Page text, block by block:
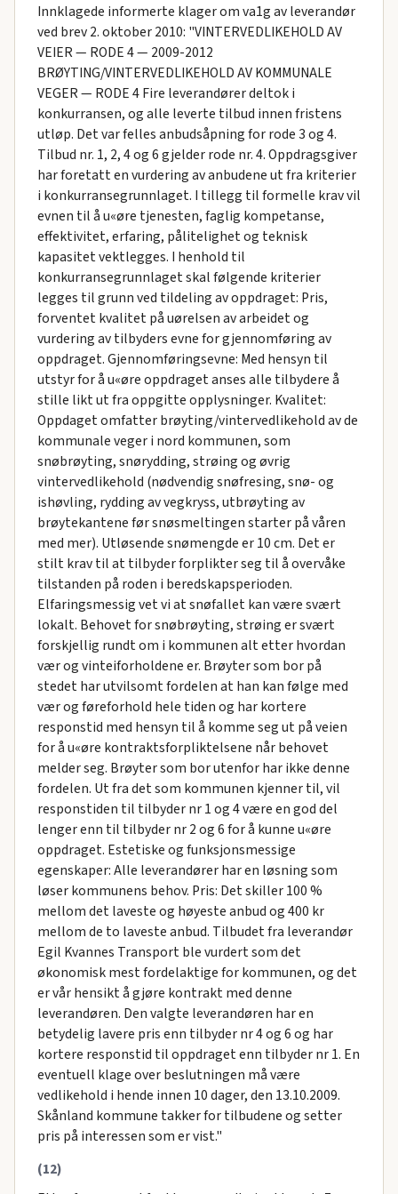
Innklagede informerte klager om va1g av leverandør
ved brev 2. oktober 2010: "VINTERVEDLIKEHOLD AV
VEIER — RODE 4 — 2009-2012
BRØYTING/VINTERVEDLIKEHOLD AV KOMMUNALE
VEGER — RODE 4 Fire leverandører deltok i
konkurransen, og alle leverte tilbud innen fristens
utløp. Det var felles anbudsåpning for rode 3 og 4.
Tilbud nr. 1, 2, 4 og 6 gjelder rode nr. 4. Oppdragsgiver
har foretatt en vurdering av anbudene ut fra kriterier
i konkurransegrunnlaget. I tillegg til formelle krav vil
evnen til å u«øre tjenesten, faglig kompetanse,
effektivitet, erfaring, pålitelighet og teknisk
kapasitet vektlegges. I henhold til
konkurransegrunnlaget skal følgende kriterier
legges til grunn ved tildeling av oppdraget: Pris,
forventet kvalitet på uørelsen av arbeidet og
vurdering av tilbyders evne for gjennomføring av
oppdraget. Gjennomføringsevne: Med hensyn til
utstyr for å u«øre oppdraget anses alle tilbydere å
stille likt ut fra oppgitte opplysninger. Kvalitet:
Oppdaget omfatter brøyting/vintervedlikehold av de
kommunale veger i nord kommunen, som
snøbrøyting, snørydding, strøing og øvrig
vintervedlikehold (nødvendig snøfresing, snø- og
ishøvling, rydding av vegkryss, utbrøyting av
brøytekantene før snøsmeltingen starter på våren
med mer). Utløsende snømengde er 10 cm. Det er
stilt krav til at tilbyder forplikter seg til å overvåke
tilstanden på roden i beredskapsperioden.
Elfaringsmessig vet vi at snøfallet kan være svært
lokalt. Behovet for snøbrøyting, strøing er svært
forskjellig rundt om i kommunen alt etter hvordan
vær og vinteiforholdene er. Brøyter som bor på
stedet har utvilsomt fordelen at han kan følge med
vær og føreforhold hele tiden og har kortere
responstid med hensyn til å komme seg ut på veien
for å u«øre kontraktsforpliktelsene når behovet
melder seg. Brøyter som bor utenfor har ikke denne
fordelen. Ut fra det som kommunen kjenner til, vil
responstiden til tilbyder nr 1 og 4 være en god del
lenger enn til tilbyder nr 2 og 6 for å kunne u«øre
oppdraget. Estetiske og funksjonsmessige
egenskaper: Alle leverandører har en løsning som
løser kommunens behov. Pris: Det skiller 100 %
mellom det laveste og høyeste anbud og 400 kr
mellom de to laveste anbud. Tilbudet fra leverandør
Egil Kvannes Transport ble vurdert som det
økonomisk mest fordelaktige for kommunen, og det
er vår hensikt å gjøre kontrakt med denne
leverandøren. Den valgte leverandøren har en
betydelig lavere pris enn tilbyder nr 4 og 6 og har
kortere responstid til oppdraget enn tilbyder nr 1. En
eventuell klage over beslutningen må være
vedlikehold i hende innen 10 dager, den 13.10.2009.
Skånland kommune takker for tilbudene og setter
pris på interessen som er vist."
(12)